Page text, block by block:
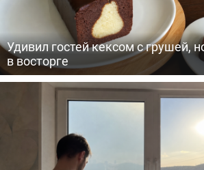
Удивил гостей кексом с грушей,
в восторге